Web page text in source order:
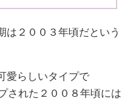
は２００３年頃だという
愛らしいタイプで
された２００８年頃には